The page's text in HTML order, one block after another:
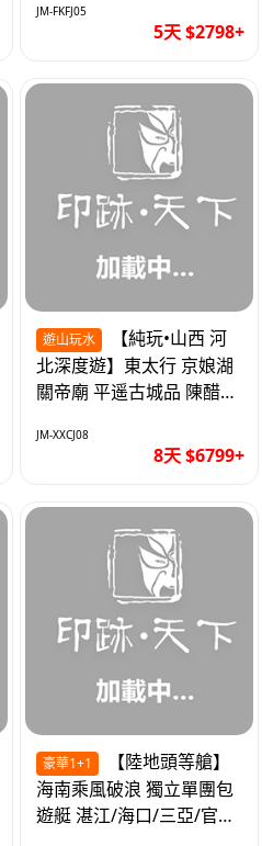
JM-FKFJ05
5天 $2798+
遊山玩水
北深度遊】東太行 京娘湖
關帝廟 平遥古城品 陳醋咖
JM-XXCJ08
8天 $6799+
豪華1+1
海南乘風破浪 獨立單團包
遊艇 湛江/海口/三亞/官塘/